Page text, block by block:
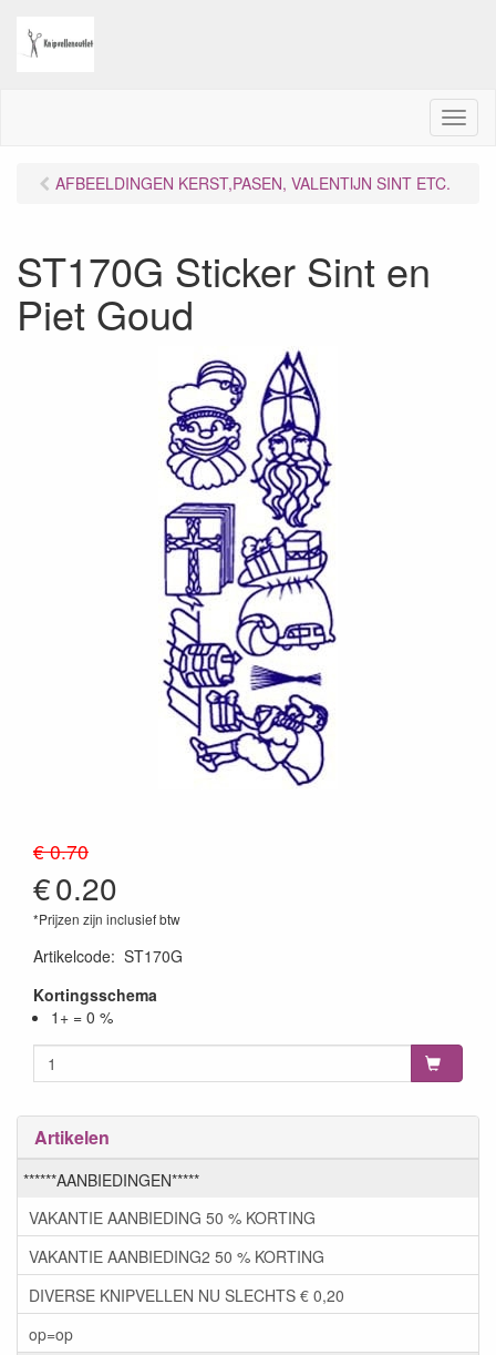
M
e
AFBEELDINGEN KERST,PASEN, VALENTIJN SINT ETC.
ST170G Sticker Sint en
Piet Goud
€ 0.70
€0.20
*Prijzen zijn inclusief btw
Artikelcode: ST170G
Kortingsschema
1+ = 0 %
Artikelen
******AANBIEDINGEN*****
VAKANTIE AANBIEDING 50 % KORTING
VAKANTIE AANBIEDING2 50 % KORTING
DIVERSE KNIPVELLEN NU SLECHTS € 0,20
op=op